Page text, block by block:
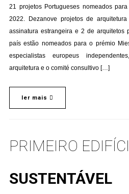
21 projetos Portugueses nomeados
2022. Dezanove projetos de
assinatura estrangeira e 2 de arquitetos
país estão nomeados para o prémio
especialistas europeus
arquitetura e o comité consultivo […]
ler mais
PRIMEIRO
SUSTENTÁVEL